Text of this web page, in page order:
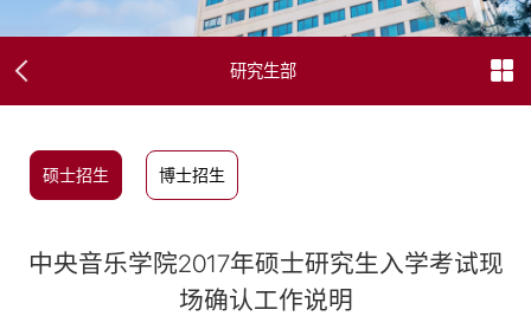
研究生部
硕士招生 博士招生
中央音乐学院2017年硕士研究生入学考试现
场确认工作说明